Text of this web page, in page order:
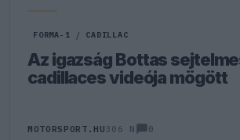
FORMA-1 / CADILLAC
Az igazság Bottas
cadillaces videója mögött
MOTORSPORT.HU306 N 0